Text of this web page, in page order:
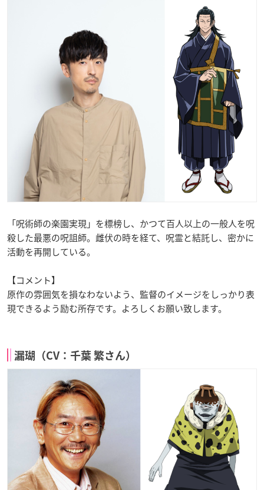
「呪術師の楽園実現」を標榜し、かつて百人以上の一般人を呪
殺した最悪の呪詛師。雌伏の時を経て、呪霊と結託し、密かに
活動を再開している。
【コメント】
原作の雰囲気を損なわないよう、監督のイメージをしっかり表
現できるよう励む所存です。よろしくお願い致します。
漏瑚（CV：千葉 繁さん）